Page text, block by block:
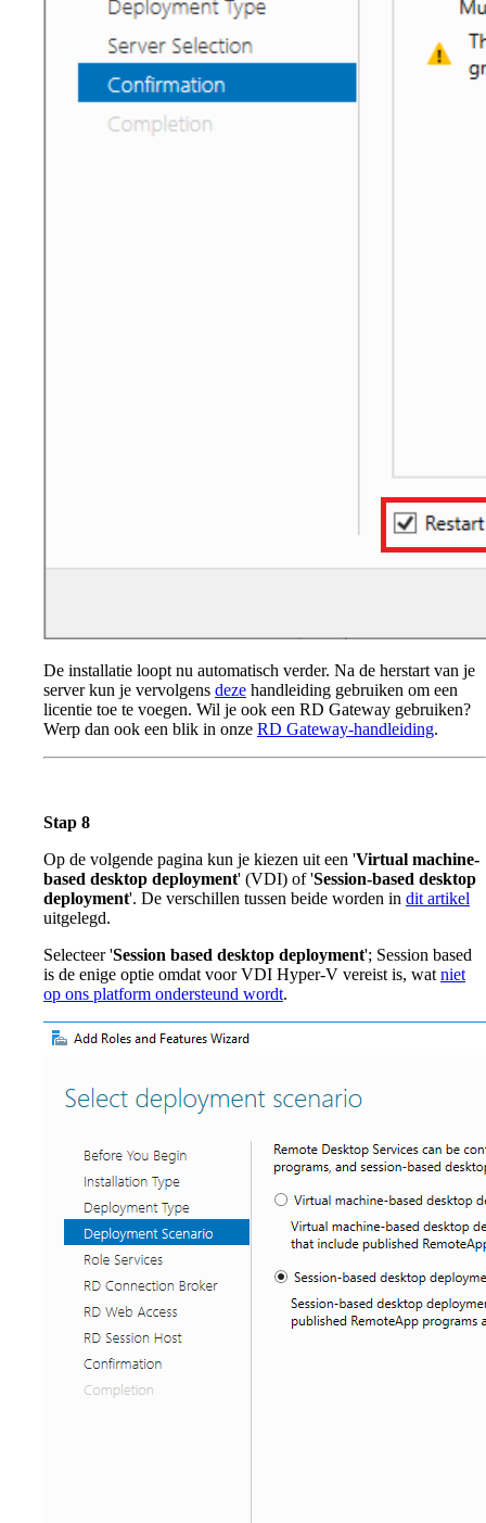
De installatie loopt nu automatisch verder. Na de herstart van je
server kun je vervolgens deze handleiding gebruiken om een
licentie toe te voegen. Wil je ook een RD Gateway gebruiken?
Werp dan ook een blik in onze RD Gateway-handleiding.
Stap 8
Op de volgende pagina kun je kiezen uit een 'Virtual machine-
based desktop deployment' (VDI) of 'Session-based desktop
deployment'. De verschillen tussen beide worden in dit artikel
uitgelegd.
Selecteer 'Session based desktop deployment'; Session based
is de enige optie omdat voor VDI Hyper-V vereist is, wat niet
op ons platform ondersteund wordt.